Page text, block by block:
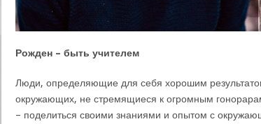
Рожден – быть учителем
Люди, определяющие для себя хорошим
окружающих, не стремящиеся к огромным
– поделиться своими знаниями и опытом с